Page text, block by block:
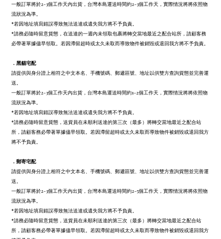
一般訂單將於2-3個工作天內出貨，台灣本島運送時間約2-3個工作天，實際情況將將依照物
流狀況為準。
*若因地址填寫錯誤導致無法送達或遺失我方將不予負責。
*請務必隨時留意貨態，在送達的一週內未領取包裹將轉交當地最近之配合站所，請顧客務
必帶著單據儘早領取。若因滯留超時或太久未取而導致物件被銷毀或退回我方將不予負責。
． 黑貓宅配
請提供與身分證上相符之中文本名、手機號碼、郵遞區號、地址以供雙方查詢貨態並完善運
送。
一般訂單將於2-3個工作天內出貨，台灣本島運送時間約1-2個工作天，實際情況將將依照物
流狀況為準。
*若因地址填寫錯誤導致無法送達或遺失我方將不予負責。
*請務必隨時留意貨態，送貨員在未順利送達的第三次（最多）將轉交當地最近之配合站
所，請顧客務必帶著單據儘早領取。若因滯留超時或太久未取而導致物件被銷毀或退回我方
將不予負責。
． 郵寄宅配
請提供與身分證上相符之中文本名、手機號碼、郵遞區號、地址以供雙方查詢貨態並完善運
送。
一般訂單將於2-3個工作天內出貨，台灣本島運送時間約2-5個工作天，實際情況將將依照物
流狀況為準。
*若因地址填寫錯誤導致無法送達或遺失我方將不予負責。
*請務必隨時留意貨態，送貨員在未順利送達的第三次（最多）將轉交當地最近之配合站
所，請顧客務必帶著單據儘早領取。若因滯留超時或太久未取而導致物件被銷毀或退回我方